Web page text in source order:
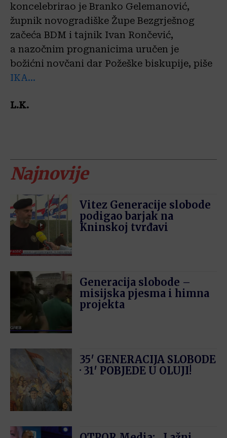
koncelebrirao je Branko Gelemanović,
župnik novogradiške Župe Bezgrješnog
začeća BDM i tajnik Ivan Rončević,
a nazočnim prognanicima uručen je
božićni novčani dar Požeške biskupije, piše
IKA…
L.K.
Najnovije
Vitez Generacije slobode
podigao barjak na
Kninskoj tvrđavi
Generacija slobode –
misijska pjesma i himna
projekta
35′ GENERACIJA SLOBODE
· 31′ POBJEDE U OLUJI!